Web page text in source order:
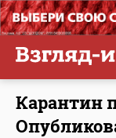
Карантин